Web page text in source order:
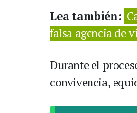
Lea también:
falsa agencia de
Durante el
convivencia,